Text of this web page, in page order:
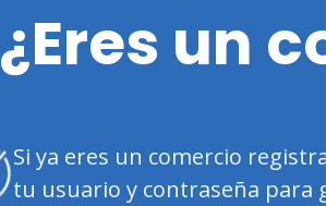
¿Eres un
Si ya eres un comercio
tu usuario y contraseña para